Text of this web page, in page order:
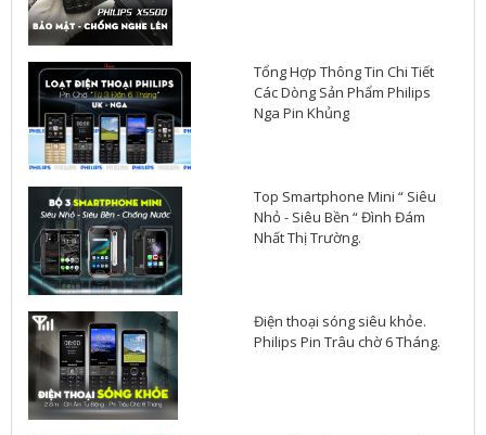
Tổng Hợp Thông Tin Chi Tiết
Các Dòng Sản Phẩm Philips
Nga Pin Khủng
Top Smartphone Mini “ Siêu
Nhỏ - Siêu Bền “ Đình Đám
Nhất Thị Trường.
Điện thoại sóng siêu khỏe.
Philips Pin Trâu chờ 6 Tháng.